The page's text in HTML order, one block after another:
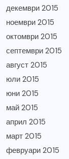
декември 2015
ноември 2015
октомври 2015
септември 2015
август 2015
юли 2015
юни 2015
май 2015
април 2015
март 2015
февруари 2015